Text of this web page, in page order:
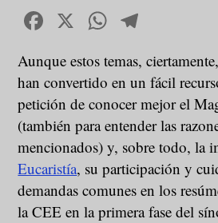
Facebook
X WhatsApp
Aunque estos temas,
han convertido en un fácil
petición de conocer mejor el
(también para entender las
mencionados) y, sobre todo, la
Eucaristía, su participación y
demandas comunes en los
la CEE en la primera fase del